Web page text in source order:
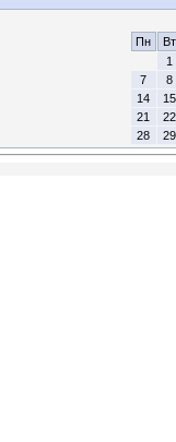
Пн
Вт
1
7
8
14
15
21
22
28
29